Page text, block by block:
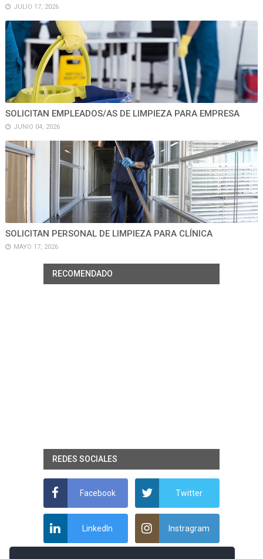
JULIO 17, 2026
SOLICITAN EMPLEADOS/AS DE LIMPIEZA PARA EMPRESA
JUNIO 04, 2026
SOLICITAN PERSONAL DE LIMPIEZA PARA CLÍNICA
MAYO 17, 2026
RECOMENDADO
REDES SOCIALES
Facebook Twitter
LinkedIn Instragram